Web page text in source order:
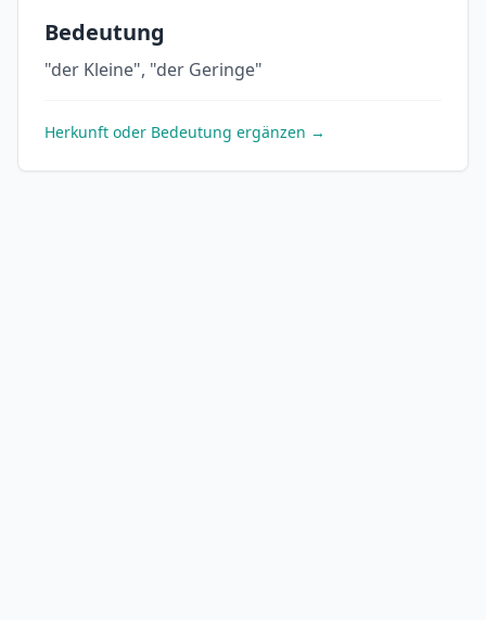
Bedeutung
"der Kleine", "der Geringe"
Herkunft oder Bedeutung ergänzen →